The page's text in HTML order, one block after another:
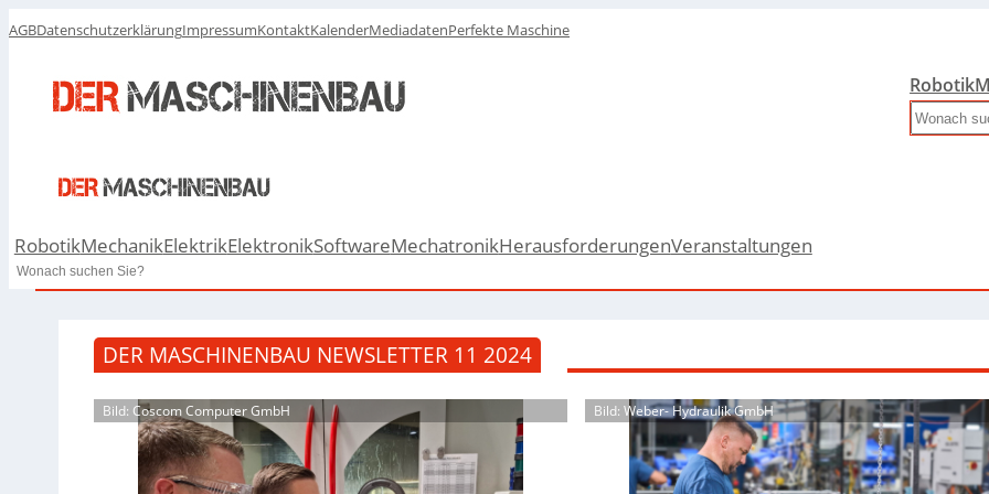
AGBDatenschutzerklärungImpressumKontaktKalenderMediadatenPerfekte Maschine
Robotik
Search
RobotikMechanikElektrikElektronikSoftwareMechatronikHerausforderungenVeranstaltungen
Search
DER MASCHINENBAU NEWSLETTER 11 2024
Bild: Coscom Computer GmbH Bild: Weber- Hydraulik GmbH